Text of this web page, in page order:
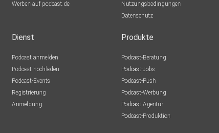
Werben auf podcast.de
Nutzungsbedingungen
Datenschutz
Dienst
Podcast anmelden
Podcast hochladen
Podcast-Events
Registrierung
Anmeldung
Produkte
Podcast-Beratung
Podcast-Jobs
Podcast-Push
Podcast-Werbung
Podcast-Agentur
Podcast-Produktion